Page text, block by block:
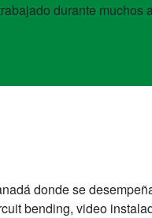
durante muchos
donde se
bending, video